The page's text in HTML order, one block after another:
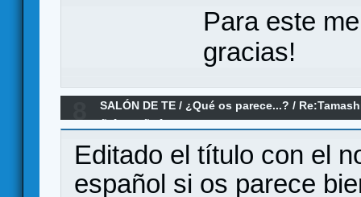
Para este
gracias!
SALÓN DE TE /¿Qué os parece...? /
Ã‚Â¿QuÃƒÂ© os parece?
Editado el título con el
español si os parece